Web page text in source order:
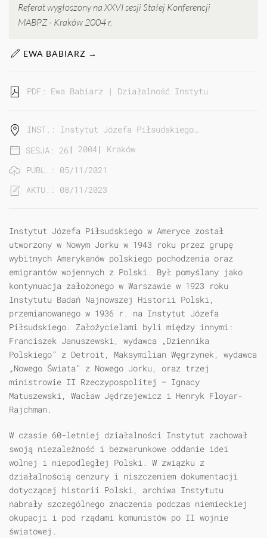
Referat wygłoszony na XXVI sesji Stałej Konferencji
MABPZ - Kraków 2004 r.
Instytut Józefa Piłsudskiego w Ameryce został
utworzony w Nowym Jorku w 1943 roku przez grupę
wybitnych Amerykanów polskiego pochodzenia oraz
emigrantów wojennych z Polski. Był pomyślany jako
kontynuacja założonego w Warszawie w 1923 roku
Instytutu Badań Najnowszej Historii Polski,
przemianowanego w 1936 r. na Instytut Józefa
Piłsudskiego. Założycielami byli między innymi:
Franciszek Januszewski, wydawca „Dziennika
Polskiego” z Detroit, Maksymilian Węgrzynek, wydawca
„Nowego Świata” z Nowego Jorku, oraz trzej
ministrowie II Rzeczypospolitej — Ignacy
Matuszewski, Wacław Jędrzejewicz i Henryk Floyar-
Rajchman.
W czasie 60-letniej działalności Instytut zachował
swoją niezależność i bezwarunkowe oddanie idei
wolnej i niepodległej Polski. W związku z
działalnością cenzury i niszczeniem dokumentacji
dotyczącej historii Polski, archiwa Instytutu
nabrały szczególnego znaczenia podczas niemieckiej
okupacji i pod rządami komunistów po II wojnie
światowej.
EWA BABIARZ →
PDF: Ewa Babiarz | Działalność Instytutu Józefa
INST.: Instytut Józefa Piłsudskiego…
SESJA: 26 | 2004| Kraków
PUBL.: 05/11/2021
AKTU.: 08/11/2023